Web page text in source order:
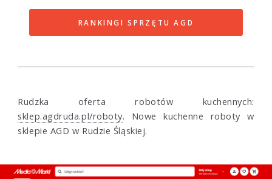
RANKINGI SPRZĘTU AGD
Rudzka oferta robotów kuchennych:
sklep.agdruda.pl/roboty. Nowe kuchenne roboty w
sklepie AGD w Rudzie Śląskiej.